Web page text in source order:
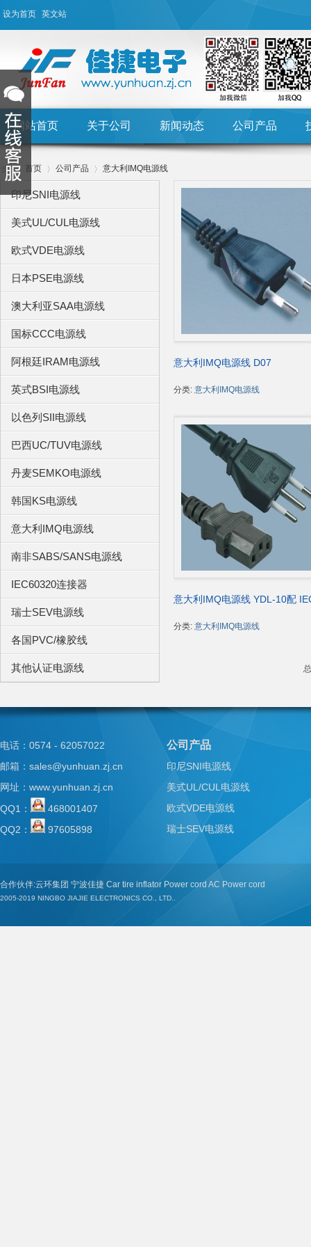
设为首页 英文站
网站首页 关于公司 新闻动态 公司产品
ar
d
›
首页
›
公司产品
›
意大利IMQ电源线
印尼SNI电源线
美式UL/CUL电源线
欧式VDE电源线
日本PSE电源线
澳大利亚SAA电源线
国标CCC电源线
阿根廷IRAM电源线
英式BSI电源线
以色列SII电源线
巴西UC/TUV电源线
丹麦SEMKO电源线
韩国KS电源线
意大利IMQ电源线
南非SABS/SANS电源线
IEC60320连接器
瑞士SEV电源线
各国PVC/橡胶线
其他认证电源线
意大利IMQ电源线 D07
分类: 意大利IMQ电源线
意大利IMQ电源线 YDL-10配
320 ST
分类: 意大利IMQ电源线
电话：0574 - 62057022
邮箱：sales@yunhuan.zj.cn
网址： www.yunhuan.zj.cn
QQ1：
468001407
QQ2：
97605898
公司产品
印尼SNI电源线
美式UL/CUL电源线
欧式VDE电源线
瑞士SEV电源线
合作伙伴:云环集团 宁波佳捷 Car tire inflator Power cord AC Power cord
2005-2019 NINGBO JIAJIE ELECTRONICS CO., LTD..